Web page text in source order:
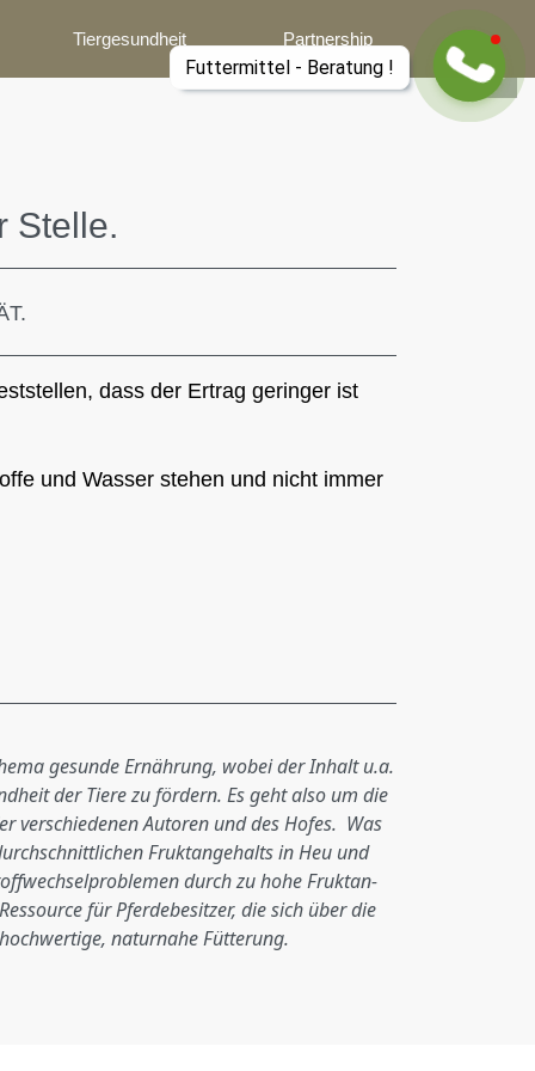
Tiergesundheit Partnership
Stelle.
dass der Ertrag geringer ist
und Wasser stehen und nicht immer
gesunde Ernährung, wobei der Inhalt u.a.
der Tiere zu fördern. Es geht also um die
verschiedenen Autoren und des Hofes. Was
Fruktangehalts in Heu und
durch zu hohe Fruktan-
für Pferdebesitzer, die sich über die
naturnahe Fütterung.